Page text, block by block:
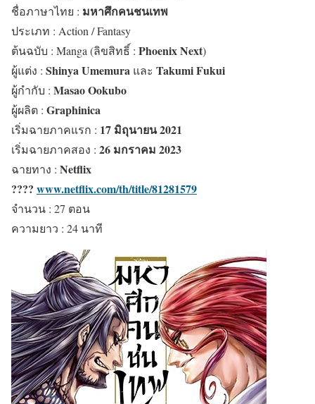
ชื่อภาษาไทย : มหาศึกคนชนเทพ
ประเภท : Action / Fantasy
ต้นฉบับ : Manga (ลิขสิทธิ์ : Phoenix Next)
ผู้แต่ง : Shinya Umemura และ Takumi Fukui
ผู้กำกับ : Masao Ookubo
ผู้ผลิต : Graphinica
เริ่มฉายภาคแรก : 17 มิถุนายน 2021
เริ่มฉายภาคสอง : 26 มกราคม 2023
ฉายทาง : Netflix
???? www.netflix.com/th/title/81281579
จำนวน : 27 ตอน
ความยาว : 24 นาที